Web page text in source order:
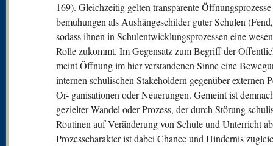
169). Gleichzeitig gelten transparente
bemühungen als Aushängeschilder guter Schulen
sodass ihnen in Schulentwicklungsprozessen eine
Rolle zukommt. Im Gegensatz zum Begriff der
meint Öffnung im hier verstandenen Sinne eine
internen schulischen Stakeholdern gegenüber externen
Or- ganisationen oder Neuerungen. Gemeint ist
gezielter Wandel oder Prozess, der durch Störung
Routinen auf Veränderung von Schule und Unterricht
Prozesscharakter ist dabei Chance und Hindernis